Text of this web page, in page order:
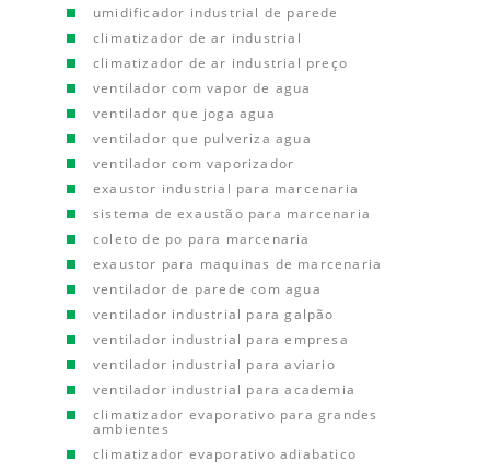
umidificador industrial de parede
climatizador de ar industrial
climatizador de ar industrial preço
ventilador com vapor de agua
ventilador que joga agua
ventilador que pulveriza agua
ventilador com vaporizador
exaustor industrial para marcenaria
sistema de exaustão para marcenaria
coleto de po para marcenaria
exaustor para maquinas de marcenaria
ventilador de parede com agua
ventilador industrial para galpão
ventilador industrial para empresa
ventilador industrial para aviario
ventilador industrial para academia
climatizador evaporativo para grandes
ambientes
climatizador evaporativo adiabatico